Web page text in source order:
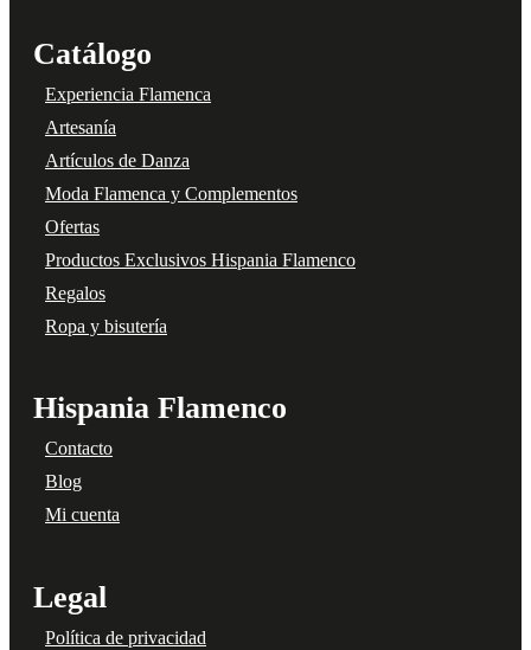
Catálogo
Experiencia Flamenca
Artesanía
Artículos de Danza
Moda Flamenca y Complementos
Ofertas
Productos Exclusivos Hispania Flamenco
Regalos
Ropa y bisutería
Hispania Flamenco
Contacto
Blog
Mi cuenta
Legal
Política de privacidad